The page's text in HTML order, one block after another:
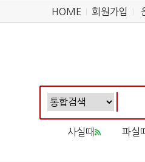
HOME 회원가입
사실때 파실